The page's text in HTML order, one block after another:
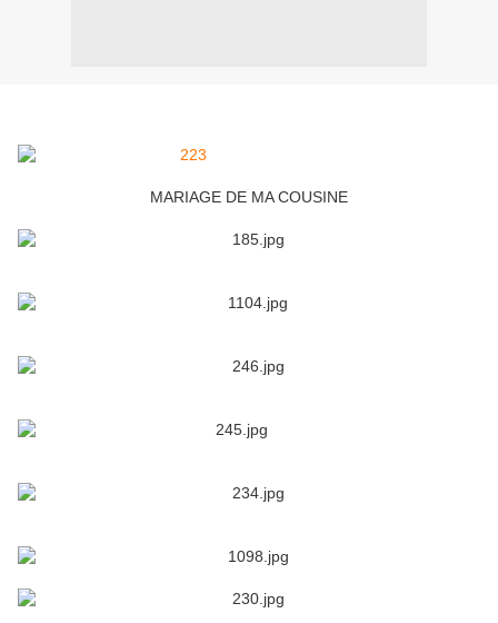
MARIAGE DE MA COUSINE